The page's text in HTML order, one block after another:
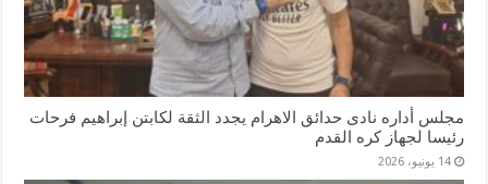
مجلس أداره نادى حدائق الاهرام يجدد الثقة لكابتن إبراهيم فرحات
رئيسا لجهاز كره القدم
14 يونيو، 2026